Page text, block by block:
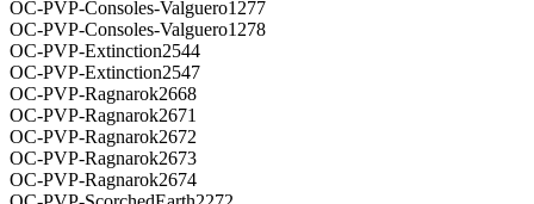
OC-PVP-Consoles-Valguero1277
OC-PVP-Consoles-Valguero1278
OC-PVP-Extinction2544
OC-PVP-Extinction2547
OC-PVP-Ragnarok2668
OC-PVP-Ragnarok2671
OC-PVP-Ragnarok2672
OC-PVP-Ragnarok2673
OC-PVP-Ragnarok2674